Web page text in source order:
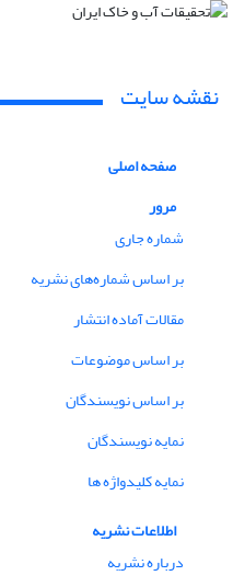
نقشه سایت
صفحه اصلی
مرور
شماره جاری
بر اساس شماره‌های نشریه
مقالات آماده انتشار
بر اساس موضوعات
بر اساس نویسندگان
نمایه نویسندگان
نمایه کلیدواژه ها
اطلاعات نشریه
درباره نشریه